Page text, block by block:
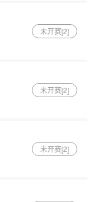
未开赛[2]
未开赛[2]
未开赛[2]